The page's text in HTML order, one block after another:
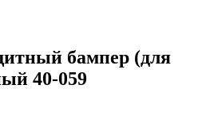
бампер (для
40-059